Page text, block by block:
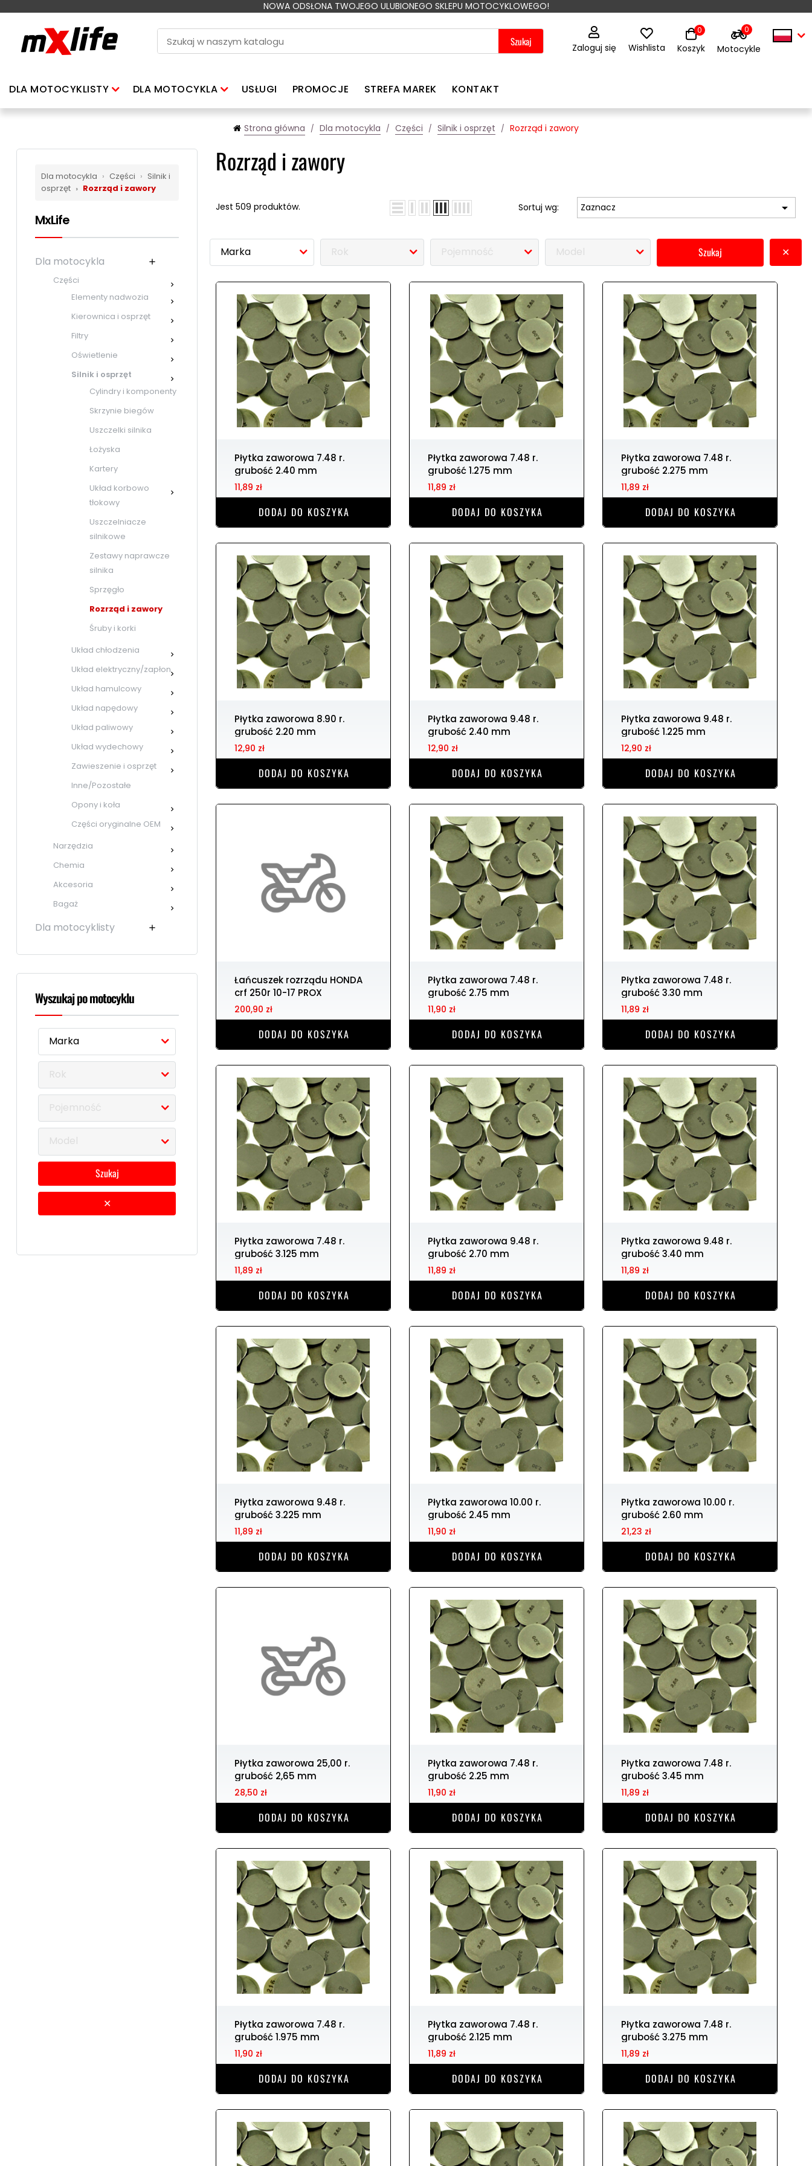
NOWA ODSŁONA TWOJEGO ULUBIONEGO SKLEPU MOTOCYKLOWEGO!
Szukaj Zaloguj się Wishlista Koszyk
0 0
Motocykle
DLA MOTOCYKLISTY DLA MOTOCYKLA USŁUGI PROMOCJE STREFA MAREK KONTAKT
Strona główna Dla motocykla Części Silnik i osprzęt Rozrząd i zawory
Dla motocykla › Części › Silnik i
osprzęt › Rozrząd i zawory
MxLife
Dla motocykla 
Części 
Elementy nadwozia 
Kierownica i osprzęt 
Filtry 
Oświetlenie 
Silnik i osprzęt 
Cylindry i komponenty
Skrzynie biegów
Uszczelki silnika
Łożyska
Kartery
Układ korbowo
tłokowy

Uszczelniacze
silnikowe
Zestawy naprawcze
silnika
Sprzęgło
Rozrząd i zawory
Śruby i korki
Układ chłodzenia

Układ elektryczny/zapłon
Układ hamulcowy 
Układ napędowy 
Układ paliwowy 
Układ wydechowy 
Zawieszenie i osprzęt 
Inne/Pozostałe
Opony i koła

Części oryginalne OEM 
Narzędzia 
Chemia 
Akcesoria 
Bagaż 
Dla motocyklisty 
Wyszukaj po motocyklu
Marka
Rok
Pojemność
Model
szukaj
✕
Rozrząd i zawory
Jest 509 produktów. Sortuj wg: Zaznacz 
Marka Rok Pojemność Model szukaj ✕
Płytka zaworowa 7.48 r.
grubość 2.40 mm
11,89 zł
DODAJ DO KOSZYKA
Płytka zaworowa 7.48 r.
grubość 1.275 mm
11,89 zł
DODAJ DO KOSZYKA
Płytka zaworowa 7.48 r.
grubość 2.275 mm
11,89 zł
DODAJ DO KOSZYKA
Płytka zaworowa 8.90 r.
grubość 2.20 mm
12,90 zł
DODAJ DO KOSZYKA
Płytka zaworowa 9.48 r.
grubość 2.40 mm
12,90 zł
DODAJ DO KOSZYKA
Płytka zaworowa 9.48 r.
grubość 1.225 mm
12,90 zł
DODAJ DO KOSZYKA
Łańcuszek rozrządu HONDA
crf 250r 10-17 PROX
200,90 zł
DODAJ DO KOSZYKA
Płytka zaworowa 7.48 r.
grubość 2.75 mm
11,90 zł
DODAJ DO KOSZYKA
Płytka zaworowa 7.48 r.
grubość 3.30 mm
11,89 zł
DODAJ DO KOSZYKA
Płytka zaworowa 7.48 r.
grubość 3.125 mm
11,89 zł
DODAJ DO KOSZYKA
Płytka zaworowa 9.48 r.
grubość 2.70 mm
11,89 zł
DODAJ DO KOSZYKA
Płytka zaworowa 9.48 r.
grubość 3.40 mm
11,89 zł
DODAJ DO KOSZYKA
Płytka zaworowa 9.48 r.
grubość 3.225 mm
11,89 zł
DODAJ DO KOSZYKA
Płytka zaworowa 10.00 r.
grubość 2.45 mm
11,90 zł
DODAJ DO KOSZYKA
Płytka zaworowa 10.00 r.
grubość 2.60 mm
21,23 zł
DODAJ DO KOSZYKA
Płytka zaworowa 25,00 r.
grubość 2,65 mm
28,50 zł
DODAJ DO KOSZYKA
Płytka zaworowa 7.48 r.
grubość 2.25 mm
11,90 zł
DODAJ DO KOSZYKA
Płytka zaworowa 7.48 r.
grubość 3.45 mm
11,89 zł
DODAJ DO KOSZYKA
Płytka zaworowa 7.48 r.
grubość 1.975 mm
11,90 zł
DODAJ DO KOSZYKA
Płytka zaworowa 7.48 r.
grubość 2.125 mm
11,89 zł
DODAJ DO KOSZYKA
Płytka zaworowa 7.48 r.
grubość 3.275 mm
11,89 zł
DODAJ DO KOSZYKA